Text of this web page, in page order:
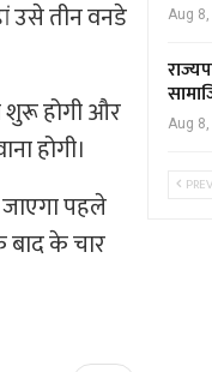
उसे तीन वनडे
शुरू होगी और
होगी।
पहले
बाद के चार
Aug
Aug
PREV